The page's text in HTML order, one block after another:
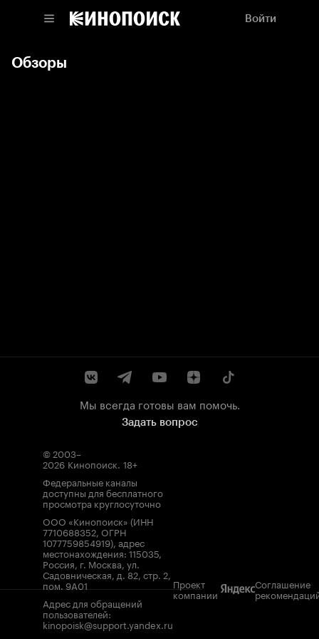
Войти
Обзоры
Мы всегда готовы вам помочь.
Задать вопрос
© 2003–
2026 Кинопоиск. 18+
Федеральные каналы
доступны для бесплатного
просмотра круглосуточно
ООО «Кинопоиск» (ИНН
7710688352, ОГРН
1077759854919), адрес
местонахождения: 115035,
Россия, г. Москва, ул.
Садовническая, д. 82, стр. 2,
пом. 9А01
Адрес для обращений
пользователей:
kinopoisk@support.yandex.ru
Проект
компании
Соглашение